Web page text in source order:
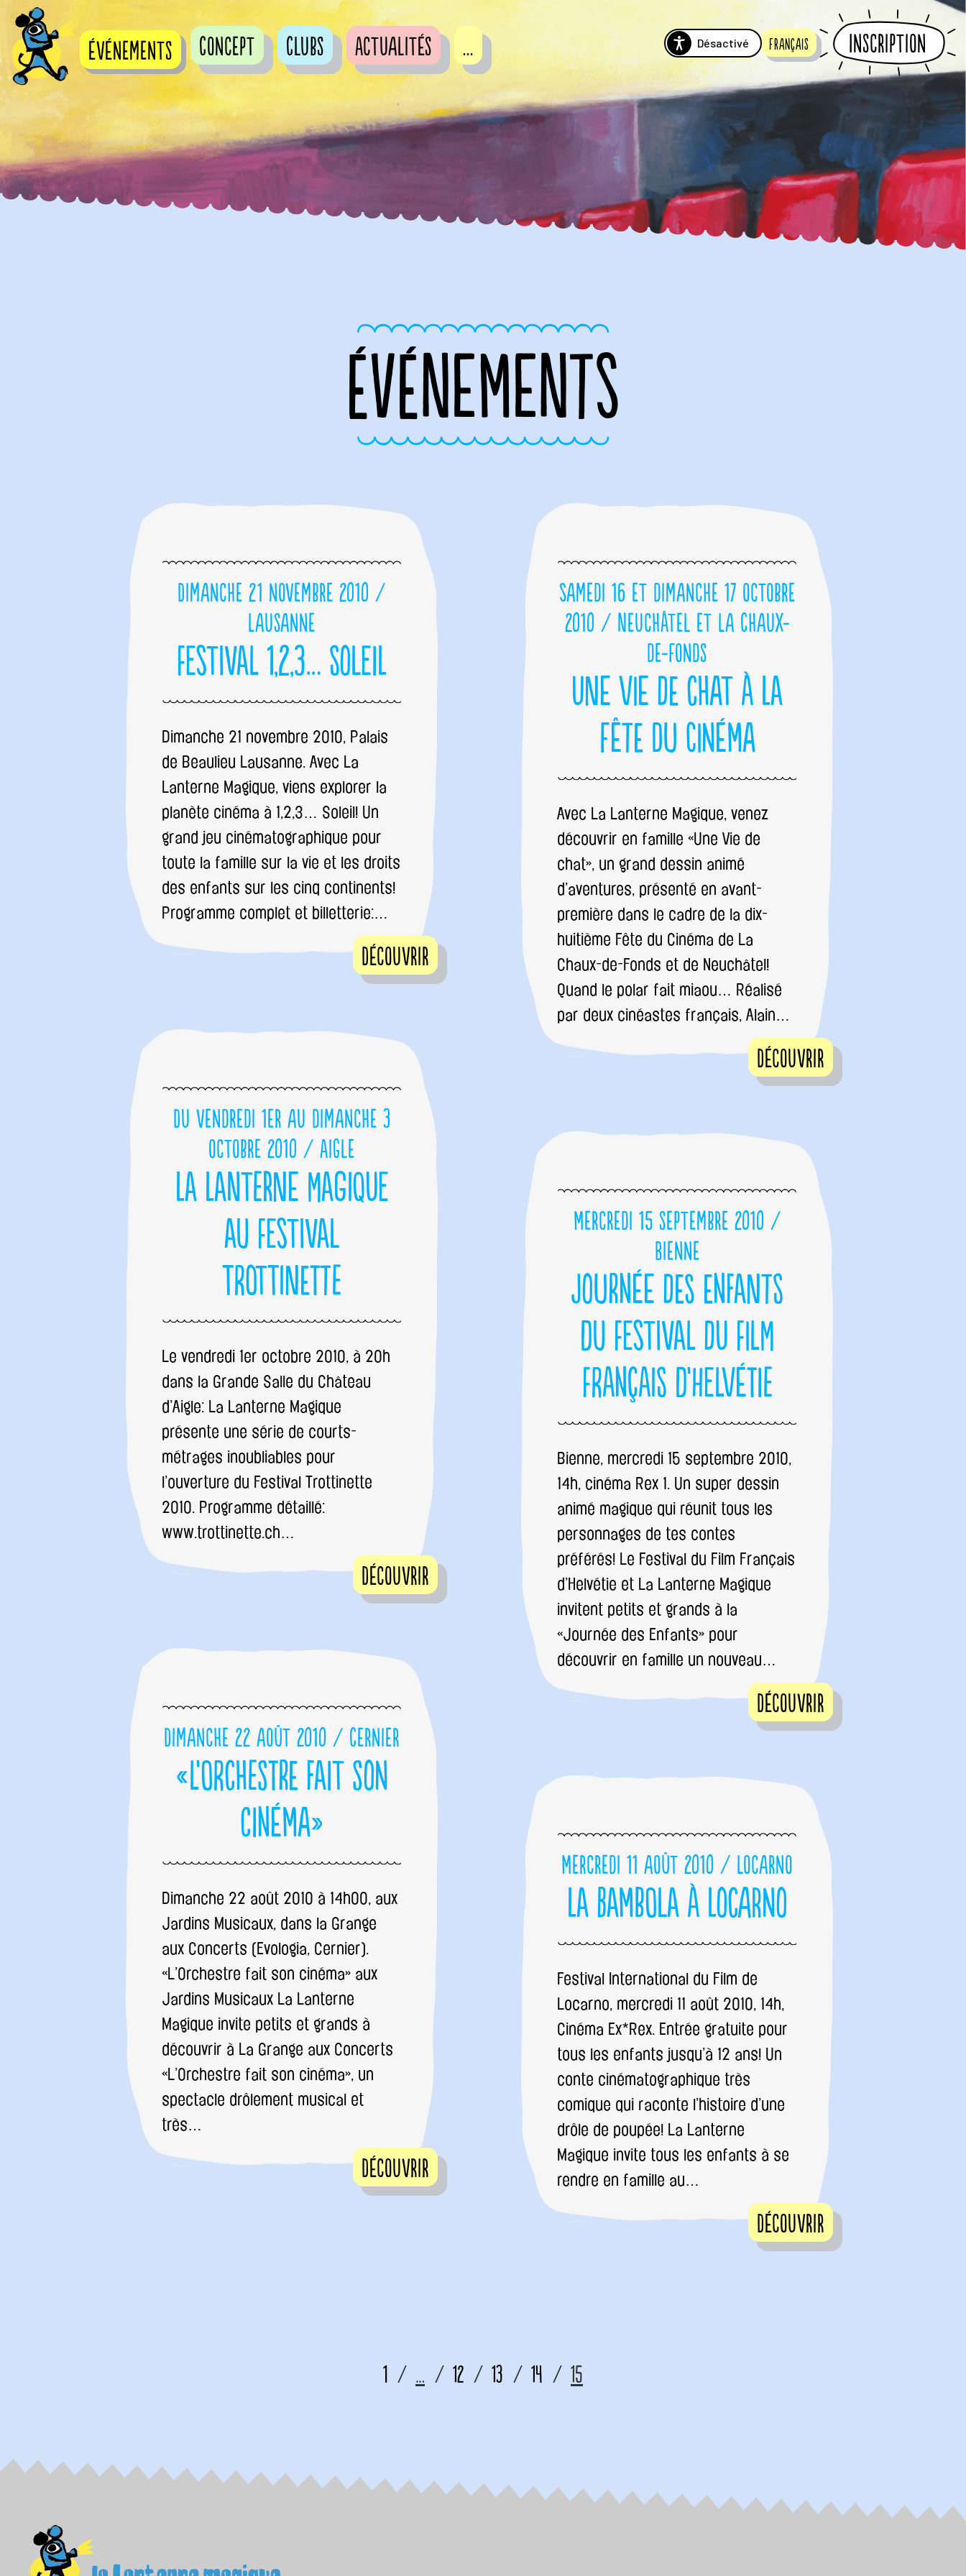
Désactivé Français Inscription
événements Concept Clubs Actualités ...
ÉVÉNEMENTS
Dimanche 21 novembre 2010 /
Lausanne
Festival 1,2,3… Soleil
Dimanche 21 novembre 2010, Palais
de Beaulieu Lausanne. Avec La
Lanterne Magique, viens explorer la
planète cinéma à 1,2,3… Soleil! Un
grand jeu cinématographique pour
toute la famille sur la vie et les droits
des enfants sur les cinq continents!
Programme complet et billetterie:…
Découvrir
Samedi 16 et dimanche 17 octobre
2010 / Neuchâtel et La Chaux-
de-Fonds
Une Vie de chat à La
Fête du Cinéma
Avec La Lanterne Magique, venez
découvrir en famille «Une Vie de
chat», un grand dessin animé
d’aventures, présenté en avant-
première dans le cadre de la dix-
huitième Fête du Cinéma de La
Chaux-de-Fonds et de Neuchâtel!
Quand le polar fait miaou… Réalisé
par deux cinéastes français, Alain…
Découvrir
Du vendredi 1er au dimanche 3
octobre 2010 / Aigle
La Lanterne Magique
au Festival
Trottinette
Le vendredi 1er octobre 2010, à 20h
dans la Grande Salle du Château
d’Aigle: La Lanterne Magique
présente une série de courts-
métrages inoubliables pour
l’ouverture du Festival Trottinette
2010. Programme détaillé:
www.trottinette.ch…
Découvrir
Mercredi 15 septembre 2010 /
Bienne
Journée des enfants
du Festival du Film
Français d’Helvétie
Bienne, mercredi 15 septembre 2010,
14h, cinéma Rex 1. Un super dessin
animé magique qui réunit tous les
personnages de tes contes
préférés! Le Festival du Film Français
d’Helvétie et La Lanterne Magique
invitent petits et grands à la
«Journée des Enfants» pour
découvrir en famille un nouveau…
Découvrir
Dimanche 22 août 2010 / Cernier
«L’Orchestre fait son
cinéma»
Dimanche 22 août 2010 à 14h00, aux
Jardins Musicaux, dans la Grange
aux Concerts (Evologia, Cernier).
«L’Orchestre fait son cinéma» aux
Jardins Musicaux La Lanterne
Magique invite petits et grands à
découvrir à La Grange aux Concerts
«L’Orchestre fait son cinéma», un
spectacle drôlement musical et
très…
Découvrir
Mercredi 11 août 2010 / Locarno
La Bambola à Locarno
Festival International du Film de
Locarno, mercredi 11 août 2010, 14h,
Cinéma Ex*Rex. Entrée gratuite pour
tous les enfants jusqu’à 12 ans! Un
conte cinématographique très
comique qui raconte l’histoire d’une
drôle de poupée! La Lanterne
Magique invite tous les enfants à se
rendre en famille au…
Découvrir
1 … 12 13 14 15